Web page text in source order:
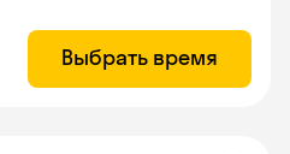
Выбрать время